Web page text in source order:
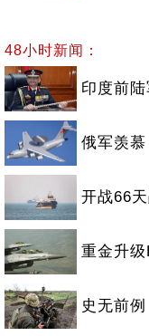
48小时新闻：
印度前
俄军羡
开战66
重金升
史无前